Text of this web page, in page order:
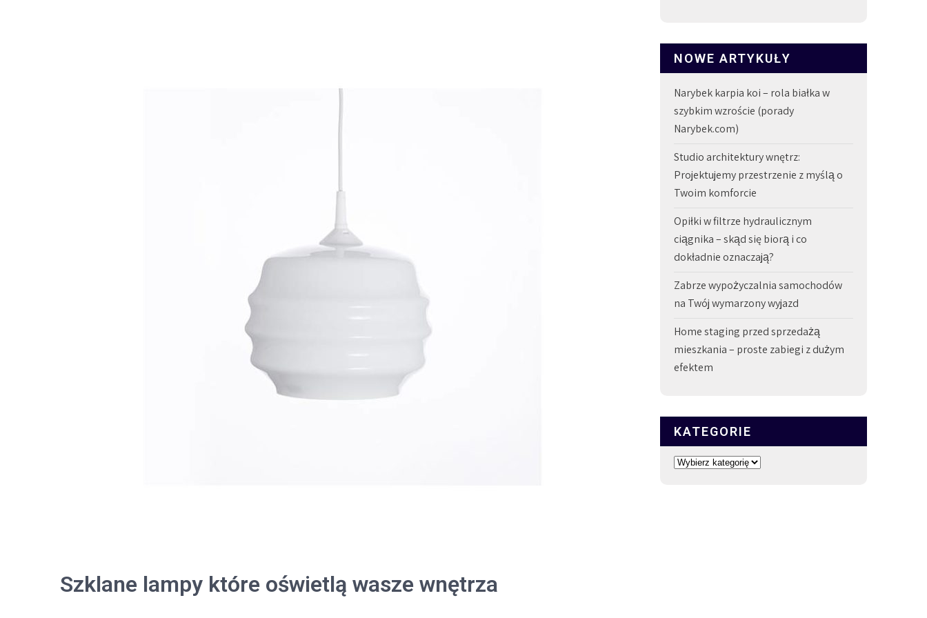
Szklane lampy które oświetlą wasze wnętrza
NOWE ARTYKUŁY
Narybek karpia koi – rola białka w
szybkim wzroście (porady
Narybek.com)
Studio architektury wnętrz:
Projektujemy przestrzenie z myślą o
Twoim komforcie
Opiłki w filtrze hydraulicznym
ciągnika – skąd się biorą i co
dokładnie oznaczają?
Zabrze wypożyczalnia samochodów
na Twój wymarzony wyjazd
Home staging przed sprzedażą
mieszkania – proste zabiegi z dużym
efektem
KATEGORIE
Kategorie